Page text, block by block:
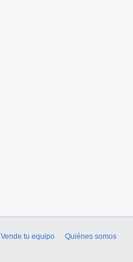
Vende tu equipo
Quiénes somos